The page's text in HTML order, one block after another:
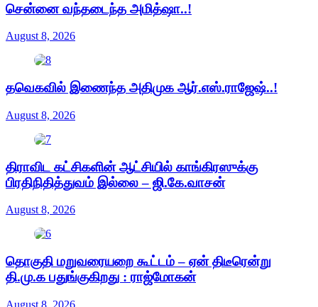
சென்னை வந்தடைந்த அமித்ஷா..!
August 8, 2026
தவெகவில் இணைந்த அதிமுக ஆர்.எஸ்.ராஜேஷ்..!
August 8, 2026
திராவிட கட்சிகளின் ஆட்சியில் காங்கிரஸுக்கு
பிரதிநிதித்துவம் இல்லை – ஜி.கே.வாசன்
August 8, 2026
தொகுதி மறுவரையறை கூட்டம் – ஏன் திடீரென்று
தி.மு.க பதுங்குகிறது : ராஜ்மோகன்
August 8, 2026